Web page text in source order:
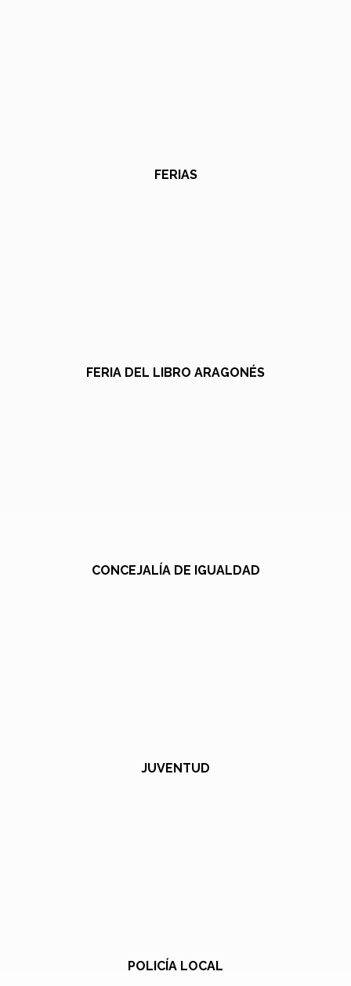
FERIAS
FERIA DEL LIBRO ARAGONÉS
CONCEJALÍA DE IGUALDAD
JUVENTUD
POLICÍA LOCAL